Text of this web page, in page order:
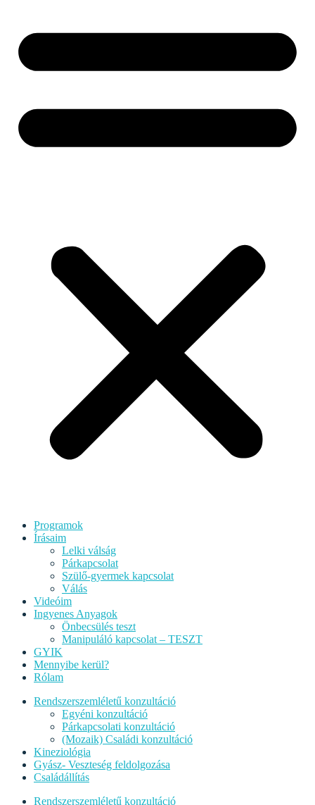
Programok
Írásaim
Lelki válság
Párkapcsolat
Szülő-gyermek kapcsolat
Válás
Videóim
Ingyenes Anyagok
Önbecsülés teszt
Manipuláló kapcsolat – TESZT
GYIK
Mennyibe kerül?
Rólam
Rendszerszemléletű konzultáció
Egyéni konzultáció
Párkapcsolati konzultáció
(Mozaik) Családi konzultáció
Kineziológia
Gyász- Veszteség feldolgozása
Családállítás
Rendszerszemléletű konzultáció